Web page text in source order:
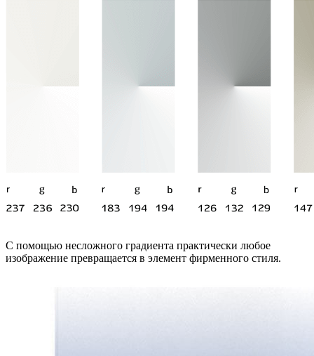
С помощью несложного градиента практически любое
изображение превращается в элемент фирменного стиля.